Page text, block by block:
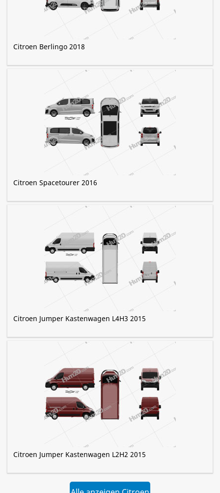
Citroen Berlingo 2018
Citroen Spacetourer 2016
Citroen Jumper Kastenwagen L4H3 2015
Citroen Jumper Kastenwagen L2H2 2015